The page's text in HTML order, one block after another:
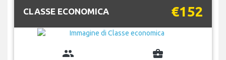
CLASSE ECONOMICA €152
group business_center